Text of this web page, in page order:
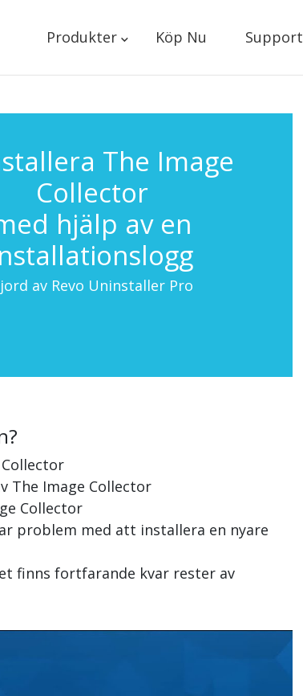
Produkter Köp Nu Support
The Image
Collector
hjälp av en
av Revo Uninstaller Pro
The Image Collector
Collector
problem med att installera en nyare
finns fortfarande kvar rester av